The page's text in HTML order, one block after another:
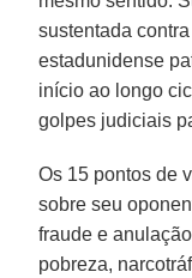
sustentada
estadunidense
início ao longo
golpes judiciais
Os 15 pontos de
sobre seu
fraude e
pobreza,